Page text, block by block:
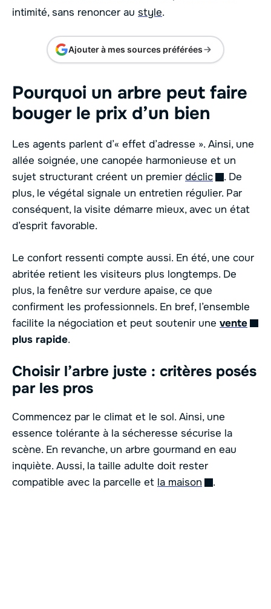
intimité, sans renoncer au style.
Ajouter à mes sources préférées
Pourquoi un arbre peut faire
bouger le prix d’un bien
Les agents parlent d’« effet d’adresse ». Ainsi, une
allée soignée, une canopée harmonieuse et un
sujet structurant créent un premier déclic
. De
plus, le végétal signale un entretien régulier. Par
conséquent, la visite démarre mieux, avec un état
d’esprit favorable.
Le confort ressenti compte aussi. En été, une cour
abritée retient les visiteurs plus longtemps. De
plus, la fenêtre sur verdure apaise, ce que
confirment les professionnels. En bref, l’ensemble
facilite la négociation et peut soutenir une vente
plus rapide.
Choisir l’arbre juste : critères posés
par les pros
Commencez par le climat et le sol. Ainsi, une
essence tolérante à la sécheresse sécurise la
scène. En revanche, un arbre gourmand en eau
inquiète. Aussi, la taille adulte doit rester
compatible avec la parcelle et la maison .